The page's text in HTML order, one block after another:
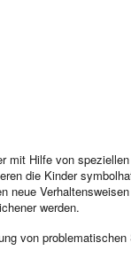
mit Hilfe von
die Kinder
neue
werden.
von